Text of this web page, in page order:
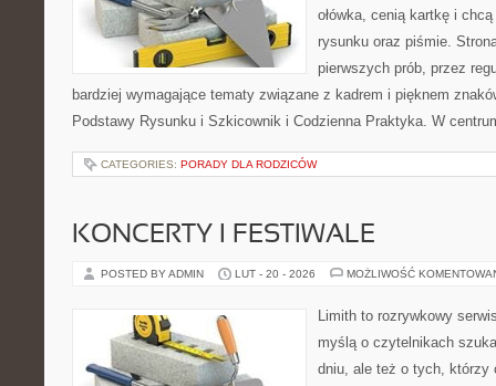
ołówka, cenią kartkę i
rysunku oraz piśmie.
pierwszych prób, przez
bardziej wymagające tematy związane z kadrem i pięknem
Podstawy Rysunku i Szkicownik i Codzienna Praktyka. W
CATEGORIES: PORADY DLA RODZICÓW
KONCERTY I FESTIWALE
POSTED BY ADMIN LUT - 20 - 2026 MOŻLIWOŚĆ
Limith to rozrywkowy
myślą o czytelnikach
dniu, ale też o tych, którzy